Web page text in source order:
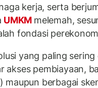
kerja, serta
UMKM melemah,
fondasi
yang paling
akses pembiayaan,
maupun berbagai